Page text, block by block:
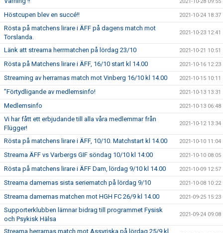
2021-10-28 09:55
Höstcupen blev en succé!! 2021-10-24 18:37
Rösta på matchens lirare i ÄFF på dagens match mot
Torslanda.
2021-10-23 12:41
Länk att streama herrmatchen på lördag 23/10 2021-10-21 10:51
Rösta på Matchens lirare i ÄFF, 16/10 start kl 14.00 2021-10-16 12:23
Streaming av herrarnas match mot Vinberg 16/10 kl 14.00 2021-10-15 10:11
”Förtydligande av medlemsinfo! 2021-10-13 13:31
Medlemsinfo 2021-10-13 06:48
Vi har fått ett erbjudande till alla våra medlemmar från
Flügger!
2021-10-12 13:34
Rösta på matchens lirare i ÄFF, 10/10. Matchstart kl 14.00 2021-10-10 11:04
Streama ÄFF vs Varbergs GIF söndag 10/10 kl 14:00 2021-10-10 08:05
Rösta på matchens lirare i ÄFF Dam, lördag 9/10 kl 14.00 2021-10-09 12:57
Streama damernas sista seriematch på lördag 9/10 2021-10-08 10:22
Streama damernas matchen mot HGH FC 26/9 kl 14.00 2021-09-25 15:23
Supporterklubben lämnar bidrag till programmet Fysisk
och Psykisk Hälsa
2021-09-24 09:08
Streama herrarnas match mot Assyriska på lördag 25/9 kl